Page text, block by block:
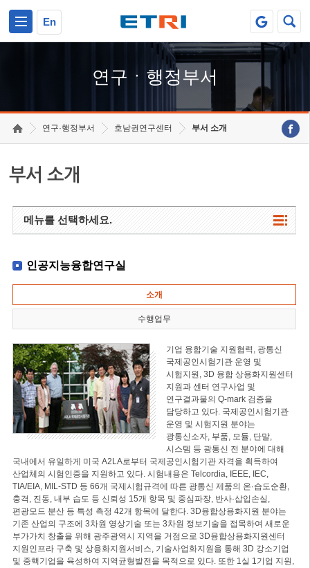
En
연구ㆍ행정부서
연구·행정부서 호남권연구센터 부서 소개
부서 소개
메뉴를 선택하세요.
인공지능융합연구실
소개
수행업무
기업 융합기술 지원협력, 광통신
국제공인시험기관 운영 및
시험지원, 3D 융합 상용화지원센터
지원과 센터 연구사업 및
연구결과물의 Q-mark 검증을
담당하고 있다. 국제공인시험기관
운영 및 시험지원 분야는
광통신소자, 부품, 모듈, 단말,
시스템 등 광통신 전 분야에 대해
국내에서 유일하게 미국 A2LA로부터 국제공인시험기관 자격을 획득하여
산업체의 시험인증을 지원하고 있다. 시험내용은 Telcordia, IEEE, IEC,
TIA/EIA, MIL-STD 등 66개 국제시험규격에 따른 광통신 제품의 온·습도순환,
충격, 진동, 내부 습도 등 신뢰성 15개 항목 및 중심파장, 반사·삽입손실,
편광모드 분산 등 특성 측정 42개 항목에 달한다. 3D융합상용화지원 분야는
기존 산업의 구조에 3차원 영상기술 또는 3차원 정보기술을 접목하여 새로운
부가가치 창출을 위해 광주광역시 지역을 거점으로 3D융합상용화지원센터
지원인프라 구축 및 상용화지원서비스, 기술사업화지원을 통해 3D 강소기업
및 중핵기업을 육성하여 지역균형발전을 목적으로 있다. 또한 1실 1기업 지원,